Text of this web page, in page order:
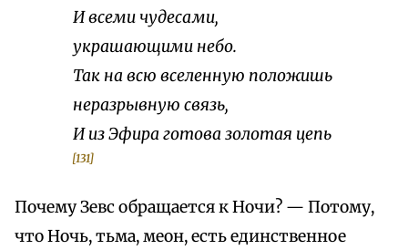
И всеми чудесами,
украшающими небо.
Так на всю вселенную положишь
неразрывную связь,
И из Эфира готова золотая цепь
[131]
Почему Зевс обращается к Ночи? — Потому,
что Ночь, тьма, меон, есть единственное